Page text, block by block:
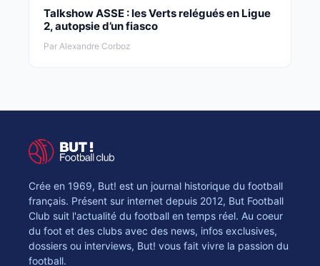
Talkshow ASSE : les Verts relégués en Ligue
2, autopsie d’un fiasco
Par Alexandre Corboz
Crée en 1969, But! est un journal historique du football
français. Présent sur internet depuis 2012, But Football
Club suit l'actualité du football en temps réel. Au coeur
du foot et des clubs avec des news, infos exclusives,
dossiers ou interviews, But! vous fait vivre la passion du
football.